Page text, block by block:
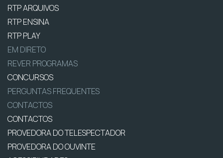
RTP ARQUIVOS
RTP ENSINA
RTP PLAY
EM DIRETO
REVER PROGRAMAS
CONCURSOS
PERGUNTAS FREQUENTES
CONTACTOS
CONTACTOS
PROVEDORA DO TELESPECTADOR
PROVEDORA DO OUVINTE